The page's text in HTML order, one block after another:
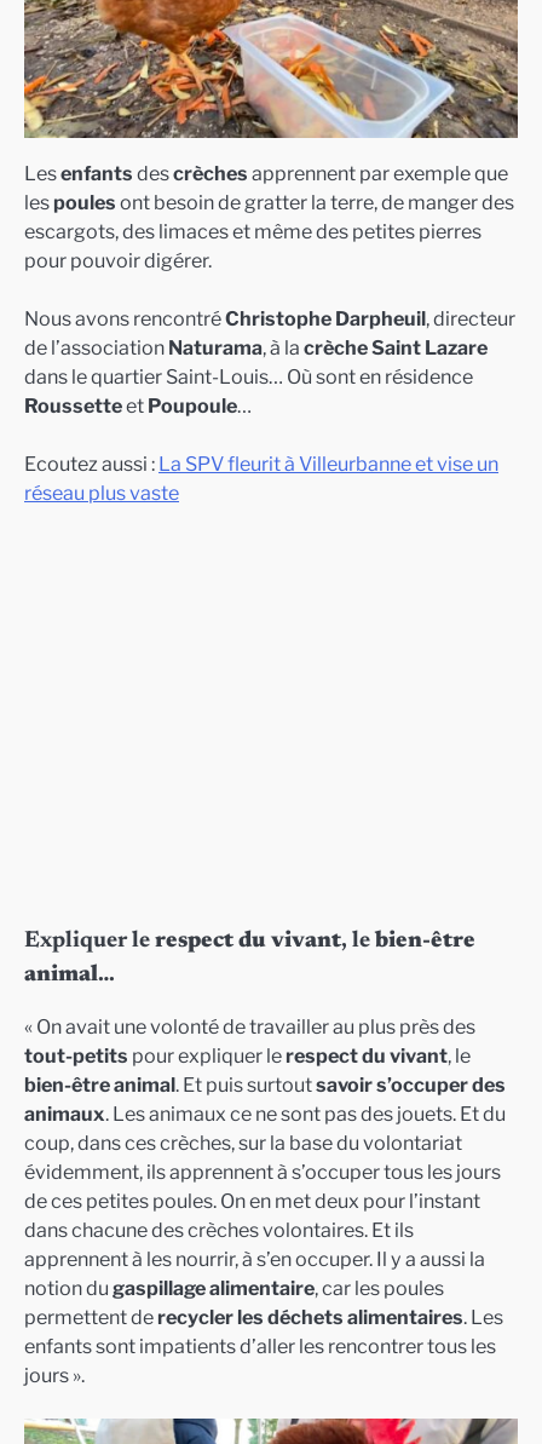
Lesenfants descrèches apprennent par exemple que
les poules ont besoin de gratter la terre, de manger des
escargots, des limaces et même des petites pierres
pour pouvoir digérer.
Nous avons rencontréChristophe Darpheuil, directeur
de l’association Naturama, à la crèche Saint Lazare
dans le quartier Saint-Louis… Où sont en résidence
Roussetteet Poupoule…
Ecoutez aussi : La SPV fleurit à Villeurbanne et vise un
réseau plus vaste
Expliquer le respect du vivant, lebien-être
animal…
« On avait une volonté de travailler au plus près des
tout-petits pour expliquer le respect du vivant, le
bien-être animal. Et puis surtoutsavoir s’occuper des
animaux. Les animaux ce ne sont pas des jouets. Et du
coup, dans ces crèches, sur la base du volontariat
évidemment, ils apprennent à s’occuper tous les jours
de ces petites poules. On en met deux pour l’instant
dans chacune des crèches volontaires. Et ils
apprennent à les nourrir, à s’en occuper. Il y a aussi la
notion du gaspillage alimentaire, car les poules
permettent de recycler les déchets alimentaires. Les
enfants sont impatients d’aller les rencontrer tous les
jours ».